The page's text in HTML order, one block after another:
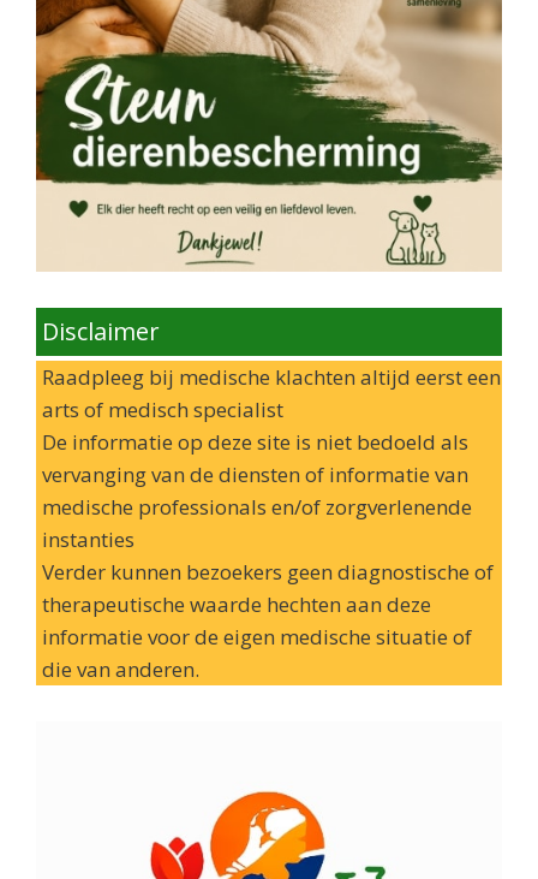
Disclaimer
Raadpleeg bij medische klachten altijd eerst een
arts of medisch specialist
De informatie op deze site is niet bedoeld als
vervanging van de diensten of informatie van
medische professionals en/of zorgverlenende
instanties
Verder kunnen bezoekers geen diagnostische of
therapeutische waarde hechten aan deze
informatie voor de eigen medische situatie of
die van anderen.